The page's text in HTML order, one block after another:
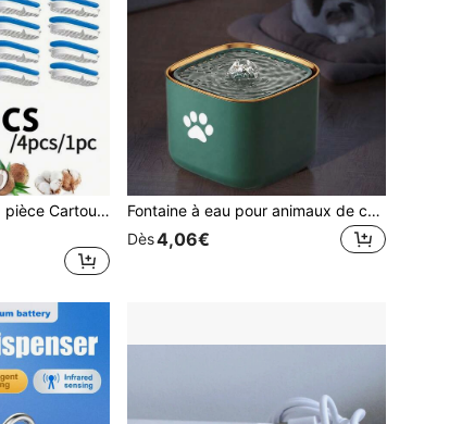
24 pièces/4 pièces/1 pièce Cartouche de filtre de fontaine à eau de rechange, convient aux chats et chiens de petite et moyenne taille
Fontaine à eau pour animaux de compagnie 3L/101,45oz, convient aux chats et aux chiens, distributeur d'eau automatique avec filtre, système de circulation d'eau silencieux, distributeur d'eau pour chat de grande capacité, facile à nettoyer
Dès4,06€